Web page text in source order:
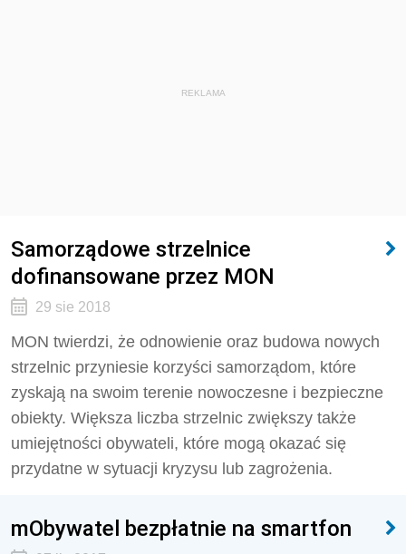
REKLAMA
Samorządowe strzelnice
dofinansowane przez MON
29 sie 2018
MON twierdzi, że odnowienie oraz budowa nowych
strzelnic przyniesie korzyści samorządom, które
zyskają na swoim terenie nowoczesne i bezpieczne
obiekty. Większa liczba strzelnic zwiększy także
umiejętności obywateli, które mogą okazać się
przydatne w sytuacji kryzysu lub zagrożenia.
mObywatel bezpłatnie na smartfon